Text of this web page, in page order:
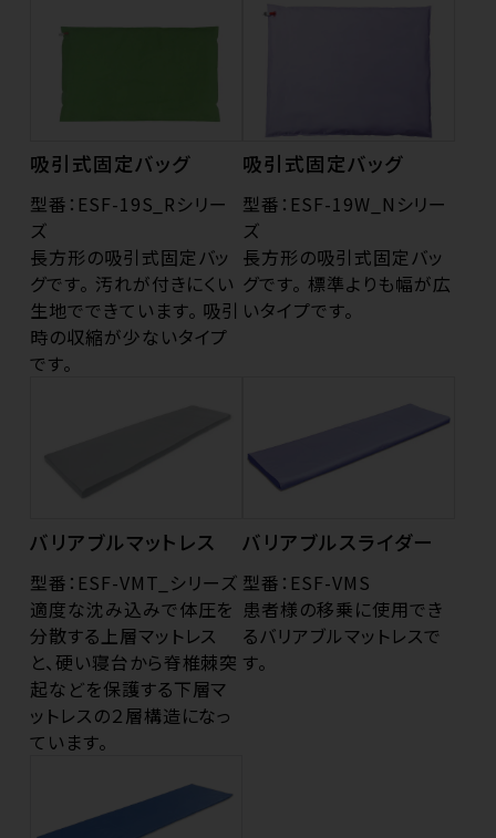
吸引式固定バッグ
型番：ESF-19S_Rシリー
ズ
長方形の吸引式固定バッ
グです。 汚れが付きにくい
生地でできています。 吸引
時の収縮が少ないタイプ
です。
吸引式固定バッグ
型番：ESF-19W_Nシリー
ズ
長方形の吸引式固定バッ
グです。 標準よりも幅が広
いタイプです。
バリアブルマットレス
型番：ESF-VMT_シリーズ
適度な沈み込みで体圧を
分散する上層マットレス
と、硬い寝台から脊椎棘突
起などを保護する下層マ
ットレスの２層構造になっ
ています。
バリアブルスライダー
型番：ESF-VMS
患者様の移乗に使用でき
るバリアブルマットレスで
す。